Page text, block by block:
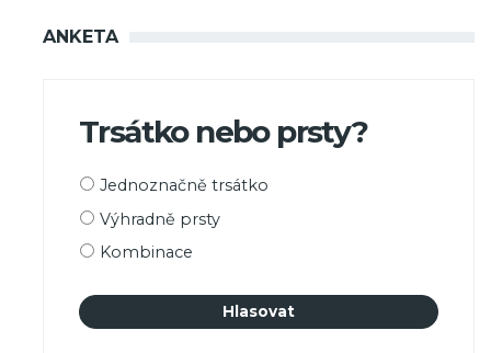
ANKETA
Trsátko nebo prsty?
Možnosti
Jednoznačně trsátko
Výhradně prsty
Kombinace